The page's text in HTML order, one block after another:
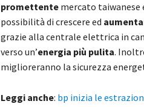
promettente mercato taiwanese
possibilità di crescere ed
grazie alla centrale elettrica in
verso un’energia più pulita.
miglioreranno la sicurezza
Leggi anche: bp inizia le